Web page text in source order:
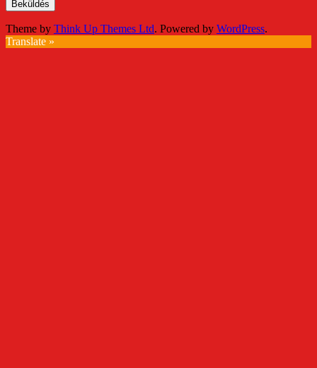
Theme by Think Up Themes Ltd. Powered by WordPress.
Translate »